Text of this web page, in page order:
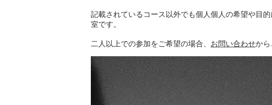
記載されているコース以外でも個人個人の希望や目
室です。
二人以上での参加をご希望の場合、 お問い合わせか